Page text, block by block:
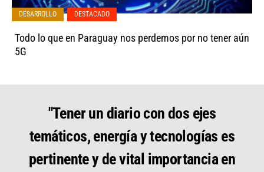
Todo lo que en Paraguay nos perdemos por no tener aún
5G
DESARROLLO , DESTACADO
"Tener un diario con dos ejes
temáticos, energía y tecnologías es
pertinente y de vital importancia en